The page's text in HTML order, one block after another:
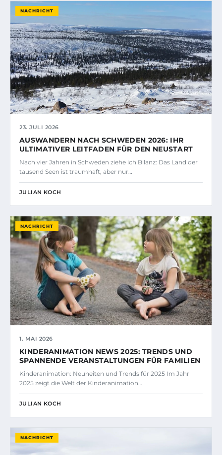
NACHRICHT
23. JULI 2026
AUSWANDERN NACH SCHWEDEN 2026: IHR
ULTIMATIVER LEITFADEN FÜR DEN NEUSTART
Nach vier Jahren in Schweden ziehe ich Bilanz: Das Land der
tausend Seen ist traumhaft, aber nur…
JULIAN KOCH
NACHRICHT
1. MAI 2026
KINDERANIMATION NEWS 2025: TRENDS UND
SPANNENDE VERANSTALTUNGEN FÜR FAMILIEN
Kinderanimation: Neuheiten und Trends für 2025 Im Jahr
2025 zeigt die Welt der Kinderanimation…
JULIAN KOCH
NACHRICHT